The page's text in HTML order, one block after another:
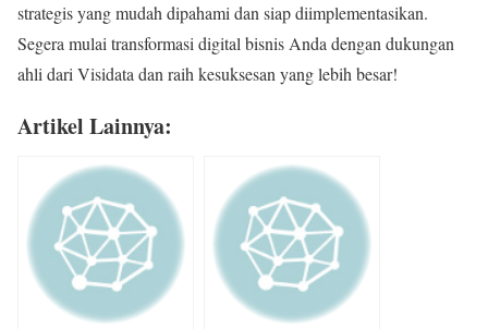
strategis yang mudah dipahami dan siap diimplementasikan.
Segera mulai transformasi digital bisnis Anda dengan dukungan
ahli dari Visidata dan raih kesuksesan yang lebih besar!
Artikel Lainnya: